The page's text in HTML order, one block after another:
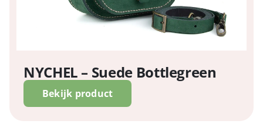
NYCHEL – Suede Bottlegreen
Bekijk product